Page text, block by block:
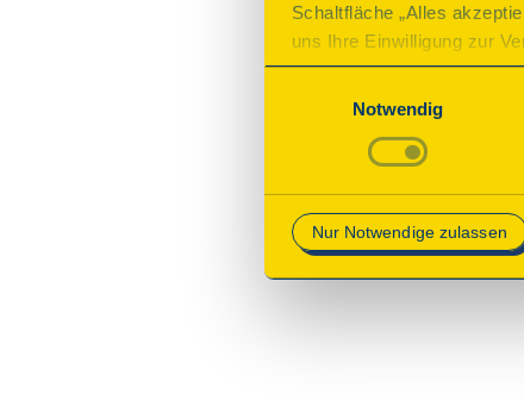
Schaltfläche „Alles
uns Ihre Einwilligung zur
des Onlineangebots nicht
mit „Speichern“
Notwendig
Nur Notwendige zulassen